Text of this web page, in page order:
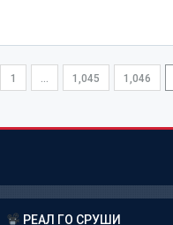
1 … 1,045 1,046
РЕАЛ ГО СРУШИ